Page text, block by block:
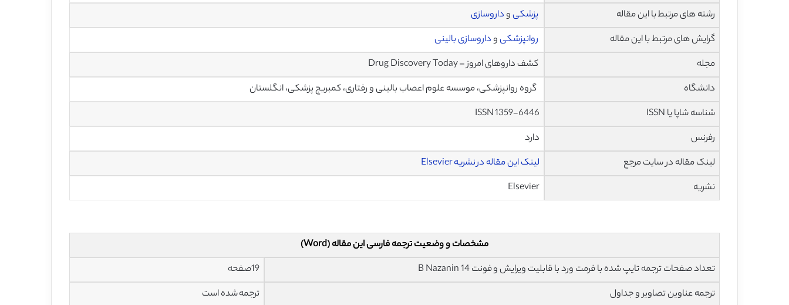
رشته های مرتبط با این مقاله
پزشکیوداروسازی
گرایش های مرتبط با این مقاله
روانپزشکیوداروسازی بالینی
مجله
کشف داروهای امروز – Drug Discovery Today
دانشگاه
گروه روانپزشکی، موسسه علوم اعصاب بالینی و رفتاری، کمبریج پزشکی، انگلستان
شناسه شاپا یا ISSN
ISSN 1359-6446
رفرنس
دارد
لینک مقاله در سایت مرجع
لینک این مقاله در نشریه Elsevier
نشریه
Elsevier
مشخصات و وضعیت ترجمه فارسی این مقاله (Word)
تعداد صفحات ترجمه تایپ شده با فرمت ورد با قابلیت ویرایش و فونت 14 B Nazanin
19صفحه
ترجمه عناوین تصاویر و جداول
ترجمه شده است